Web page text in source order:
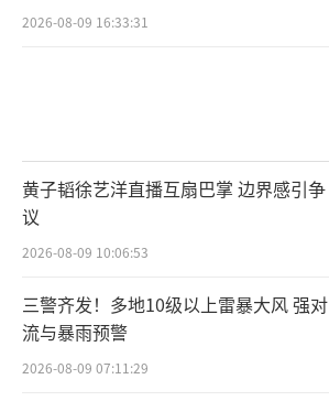
2026-08-09 16:33:31
黄子韬徐艺洋直播互扇巴掌 边界感引争
议
2026-08-09 10:06:53
三警齐发！多地10级以上雷暴大风 强对
流与暴雨预警
2026-08-09 07:11:29